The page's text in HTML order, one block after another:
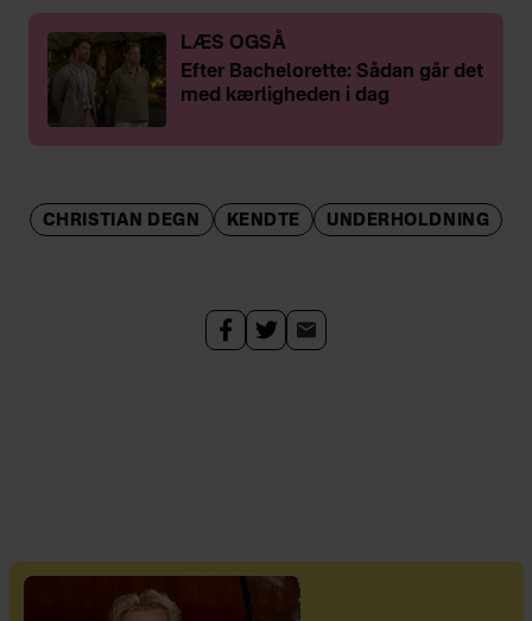
LÆS OGSÅ
Efter Bachelorette: Sådan går det
med kærligheden i dag
CHRISTIAN DEGN KENDTE UNDERHOLDNING